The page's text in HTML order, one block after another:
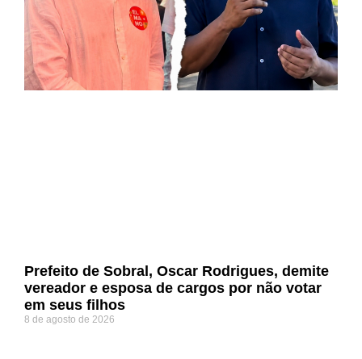
Prefeito de Sobral, Oscar Rodrigues, demite
vereador e esposa de cargos por não votar
em seus filhos
8 de agosto de 2026